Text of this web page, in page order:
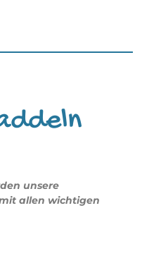
unsere
allen wichtigen